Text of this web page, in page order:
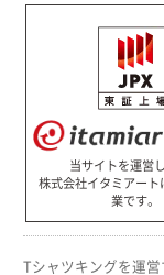
当サイトを運営
株式会社イタミアー
業です。
Tシャツキングを運